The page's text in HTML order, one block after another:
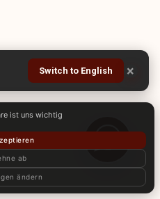
ist uns wichtig
ab
ändern
Switch to English ×